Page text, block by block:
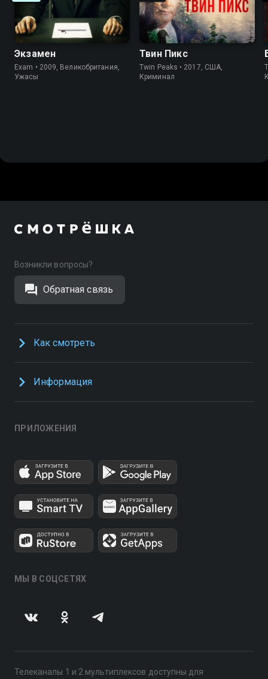
Экзамен
Exam • 2009, Великобритания,
Ужасы
Твин Пикс
Twin Peaks • 2017, США,
Криминал
Возникли вопросы?
Обратная связь
Как смотреть
Информация
ПРИЛОЖЕНИЯ
МЫ В СОЦСЕТЯХ
Телеканалы 1 и 2 мультиплексов доступны для